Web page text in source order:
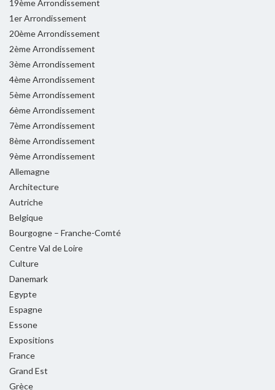
19ème Arrondissement
1er Arrondissement
20ème Arrondissement
2ème Arrondissement
3ème Arrondissement
4ème Arrondissement
5ème Arrondissement
6ème Arrondissement
7ème Arrondissement
8ème Arrondissement
9ème Arrondissement
Allemagne
Architecture
Autriche
Belgique
Bourgogne – Franche-Comté
Centre Val de Loire
Culture
Danemark
Egypte
Espagne
Essone
Expositions
France
Grand Est
Grèce